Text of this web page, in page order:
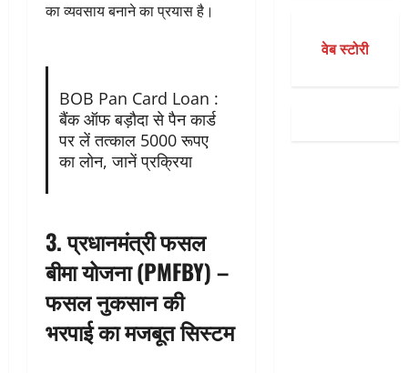
का व्यवसाय बनाने का प्रयास है।
BOB Pan Card Loan :
बैंक ऑफ बड़ौदा से पैन कार्ड
पर लें तत्काल 5000 रूपए
का लोन, जानें प्रक्रिया
3.प्रधानमंत्री फसल
बीमा योजना (PMFBY) –
फसल नुकसान की
भरपाई का मजबूत सिस्टम
वेब स्टोरी